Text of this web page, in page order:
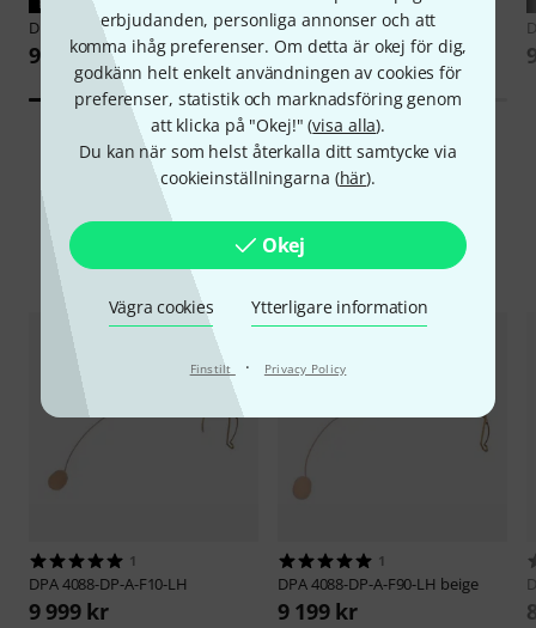
erbjudanden, personliga annonser och att
komma ihåg preferenser. Om detta är okej för dig,
godkänn helt enkelt användningen av cookies för
preferenser, statistik och marknadsföring genom
att klicka på "Okej!" (visa alla).
Du kan när som helst återkalla ditt samtycke via
cookieinställningarna (här).
Okej
Vägra cookies Ytterligare information
Finstilt · Privacy Policy
DPA DAD9034
949 kr
DPADAD9010
958 kr
Jämför alternativ
1
DPA4088-DP-A-F10-LH
9 999 kr
1
DPA4088-DP-A-F90-LH beige
9 199 kr